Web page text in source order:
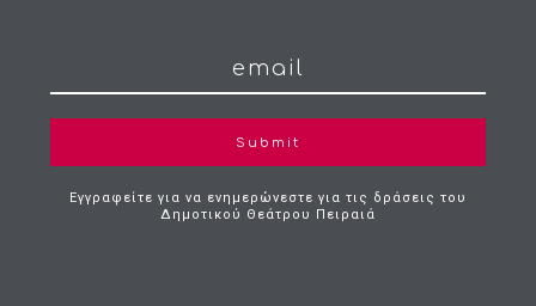
Submit
Εγγραφείτε για να ενημερώνεστε για τις δράσεις του
Δημοτικού Θεάτρου Πειραιά